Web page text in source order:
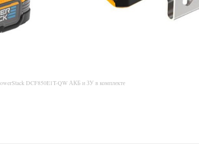
DCF850E1T-QW АКБ и ЗУ в комплекте